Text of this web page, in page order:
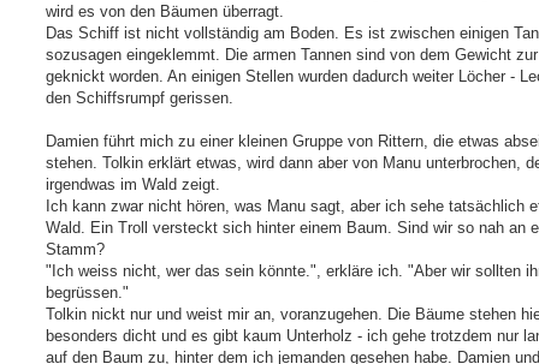
wird es von den Bäumen überragt.
Das Schiff ist nicht vollständig am Boden. Es ist zwischen einigen
sozusagen eingeklemmt. Die armen Tannen sind von dem Gewicht
geknickt worden. An einigen Stellen wurden dadurch weiter Löcher -
den Schiffsrumpf gerissen.
Damien führt mich zu einer kleinen Gruppe von Rittern, die etwas
stehen. Tolkin erklärt etwas, wird dann aber von Manu unterbrochen,
irgendwas im Wald zeigt.
Ich kann zwar nicht hören, was Manu sagt, aber ich sehe tatsächlich
Wald. Ein Troll versteckt sich hinter einem Baum. Sind wir so nah an
Stamm?
"Ich weiss nicht, wer das sein könnte.", erkläre ich. "Aber wir sollten
begrüssen."
Tolkin nickt nur und weist mir an, voranzugehen. Die Bäume stehen
besonders dicht und es gibt kaum Unterholz - ich gehe trotzdem nur
auf den Baum zu, hinter dem ich jemanden gesehen habe. Damien